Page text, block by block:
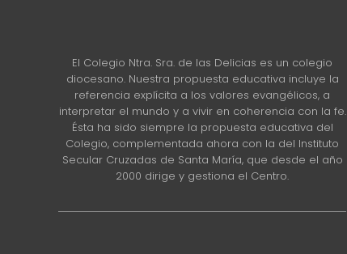
El Colegio Ntra. Sra. de las Delicias es un colegio
diocesano. Nuestra propuesta educativa incluye la
referencia explícita a los valores evangélicos, a
interpretar el mundo y a vivir en coherencia con la fe.
Ésta ha sido siempre la propuesta educativa del
Colegio, complementada ahora con la del Instituto
Secular Cruzadas de Santa María, que desde el año
2000 dirige y gestiona el Centro.